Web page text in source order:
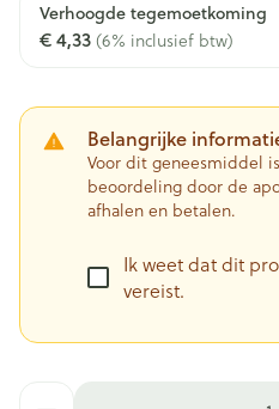
Verhoogde tegemoetkoming
€ 4,33(6% inclusief btw)
Belangrijke
Voor dit geneesmiddel
beoordeling door de
afhalen en betalen.
Ik weet dat dit
vereist.